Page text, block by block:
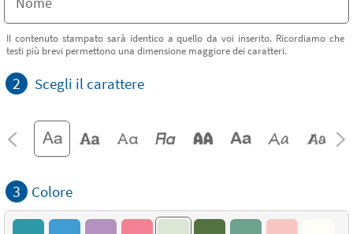
Il contenuto stampato sarà identico a quello da voi inserito. Ricordiamo che
testi più brevi permettono una dimensione maggiore dei caratteri.
2 Scegli il carattere
3 Colore